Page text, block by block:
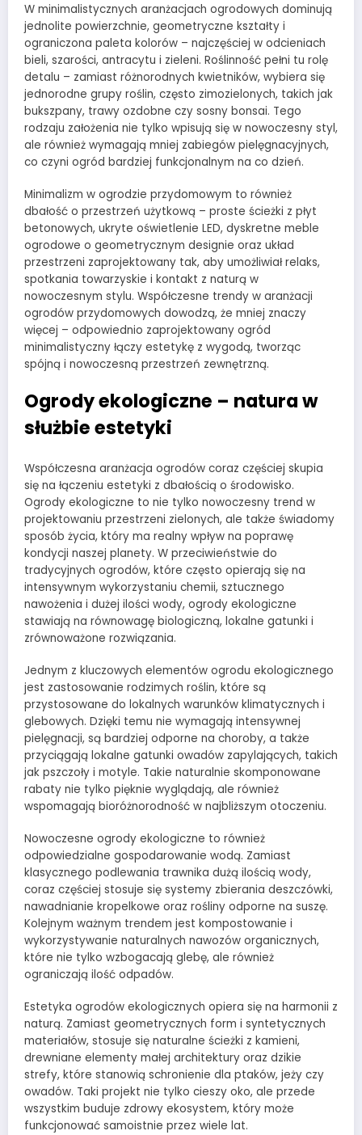
W minimalistycznych aranżacjach ogrodowych dominują
jednolite powierzchnie, geometryczne kształty i
ograniczona paleta kolorów – najczęściej w odcieniach
bieli, szarości, antracytu i zieleni. Roślinność pełni tu rolę
detalu – zamiast różnorodnych kwietników, wybiera się
jednorodne grupy roślin, często zimozielonych, takich jak
bukszpany, trawy ozdobne czy sosny bonsai. Tego
rodzaju założenia nie tylko wpisują się w nowoczesny styl,
ale również wymagają mniej zabiegów pielęgnacyjnych,
co czyni ogród bardziej funkcjonalnym na co dzień.
Minimalizm w ogrodzie przydomowym to również
dbałość o przestrzeń użytkową – proste ścieżki z płyt
betonowych, ukryte oświetlenie LED, dyskretne meble
ogrodowe o geometrycznym designie oraz układ
przestrzeni zaprojektowany tak, aby umożliwiał relaks,
spotkania towarzyskie i kontakt z naturą w
nowoczesnym stylu. Współczesne trendy w aranżacji
ogrodów przydomowych dowodzą, że mniej znaczy
więcej – odpowiednio zaprojektowany ogród
minimalistyczny łączy estetykę z wygodą, tworząc
spójną i nowoczesną przestrzeń zewnętrzną.
Ogrody ekologiczne – natura w
służbie estetyki
Współczesna aranżacja ogrodów coraz częściej skupia
się na łączeniu estetyki z dbałością o środowisko.
Ogrody ekologiczne to nie tylko nowoczesny trend w
projektowaniu przestrzeni zielonych, ale także świadomy
sposób życia, który ma realny wpływ na poprawę
kondycji naszej planety. W przeciwieństwie do
tradycyjnych ogrodów, które często opierają się na
intensywnym wykorzystaniu chemii, sztucznego
nawożenia i dużej ilości wody, ogrody ekologiczne
stawiają na równowagę biologiczną, lokalne gatunki i
zrównoważone rozwiązania.
Jednym z kluczowych elementów ogrodu ekologicznego
jest zastosowanie rodzimych roślin, które są
przystosowane do lokalnych warunków klimatycznych i
glebowych. Dzięki temu nie wymagają intensywnej
pielęgnacji, są bardziej odporne na choroby, a także
przyciągają lokalne gatunki owadów zapylających, takich
jak pszczoły i motyle. Takie naturalnie skomponowane
rabaty nie tylko pięknie wyglądają, ale również
wspomagają bioróżnorodność w najbliższym otoczeniu.
Nowoczesne ogrody ekologiczne to również
odpowiedzialne gospodarowanie wodą. Zamiast
klasycznego podlewania trawnika dużą ilością wody,
coraz częściej stosuje się systemy zbierania deszczówki,
nawadnianie kropelkowe oraz rośliny odporne na suszę.
Kolejnym ważnym trendem jest kompostowanie i
wykorzystywanie naturalnych nawozów organicznych,
które nie tylko wzbogacają glebę, ale również
ograniczają ilość odpadów.
Estetyka ogrodów ekologicznych opiera się na harmonii z
naturą. Zamiast geometrycznych form i syntetycznych
materiałów, stosuje się naturalne ścieżki z kamieni,
drewniane elementy małej architektury oraz dzikie
strefy, które stanowią schronienie dla ptaków, jeży czy
owadów. Taki projekt nie tylko cieszy oko, ale przede
wszystkim buduje zdrowy ekosystem, który może
funkcjonować samoistnie przez wiele lat.